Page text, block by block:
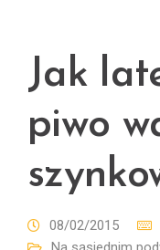
Jak
piwo
08/02/2015